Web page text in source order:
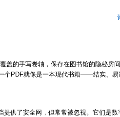
盖的手写卷轴，保存在图书馆的隐秘房
个PDF就像是一本现代书籍——结实、
提供了安全网，但常常被忽视。它们是